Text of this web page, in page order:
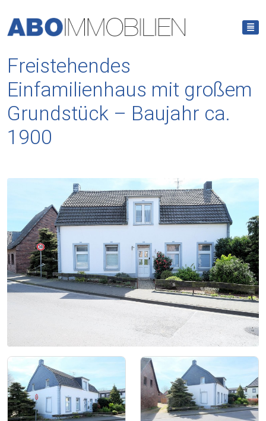
Freistehendes
Einfamilienhaus mit großem
Grundstück – Baujahr ca.
1900